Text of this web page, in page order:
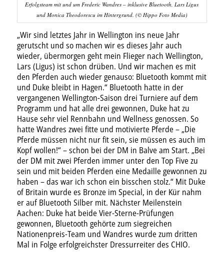
Erfolgsteam mit und um Frederic Wandres – inklusive Bluetooth, Lars Ligus
und Monica Theodorescu im Hintergrund. (© Hippo Foto Media)
„Wir sind letztes Jahr in Wellington ins neue Jahr
gerutscht und so machen wir es dieses Jahr auch
wieder, übermorgen geht mein Flieger nach Wellington,
Lars (Ligus) ist schon drüben. Und wir machen es mit
den Pferden auch wieder genauso: Bluetooth kommt mit
und Duke bleibt in Hagen.“ Bluetooth hatte in der
vergangenen Wellington-Saison drei Turniere auf dem
Programm und hat alle drei gewonnen, Duke hat zu
Hause sehr viel Rennbahn und Wellness genossen. So
hatte Wandres zwei fitte und motivierte Pferde – „Die
Pferde müssen nicht nur fit sein, sie müssen es auch im
Kopf wollen!“ – schon bei der DM in Balve am Start. „Bei
der DM mit zwei Pferden immer unter den Top Five zu
sein und mit beiden Pferden eine Medaille gewonnen zu
haben – das war ich schon ein bisschen stolz.“ Mit Duke
of Britain wurde es Bronze im Special, in der Kür nahm
er auf Bluetooth Silber mit. Nächster Meilenstein
Aachen: Duke hat beide Vier-Sterne-Prüfungen
gewonnen, Bluetooth gehörte zum siegreichen
Nationenpreis-Team und Wandres wurde zum dritten
Mal in Folge erfolgreichster Dressurreiter des CHIO.